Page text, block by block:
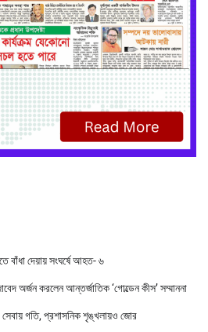
বাঁধা দেয়ায় সংঘর্ষে আহত- ৬
অর্জন করলেন আন্তর্জাতিক ‘গোল্ডেন কীস’ সম্মাননা
গতি, প্রশাসনিক শৃঙ্খলায়ও জোর